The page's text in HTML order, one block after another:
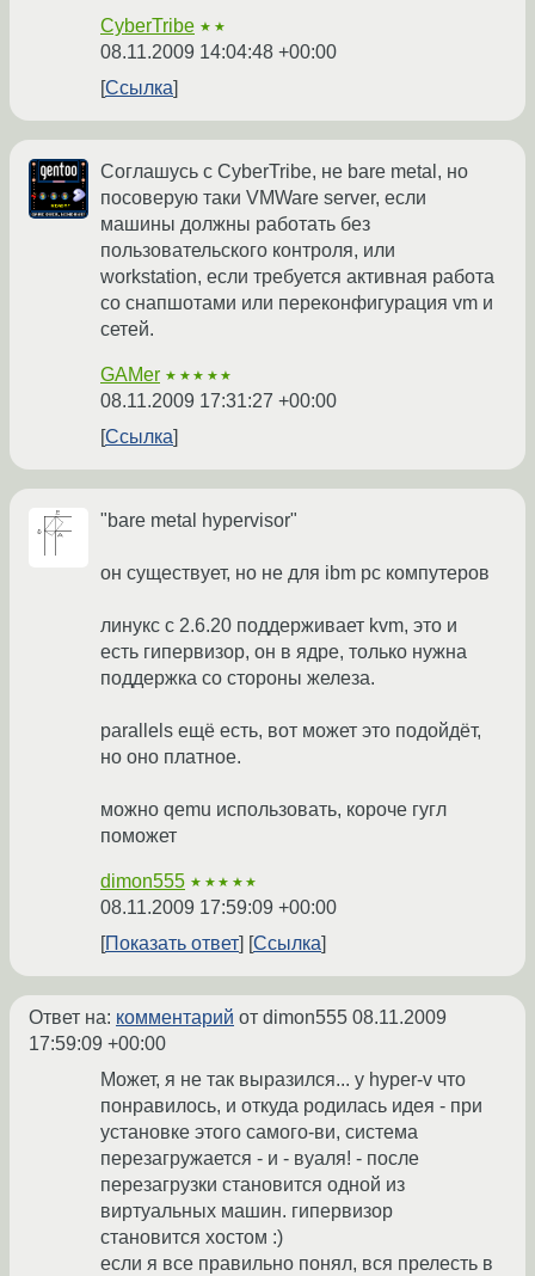
CyberTribe ★★
08.11.2009 14:04:48 +00:00
Ссылка
Соглашусь с CyberTribe, не bare metal, но
посоверую таки VMWare server, если
машины должны работать без
пользовательского контроля, или
workstation, если требуется активная работа
со снапшотами или переконфигурация vm и
сетей.
GAMer ★★★★★
08.11.2009 17:31:27 +00:00
Ссылка
"bare metal hypervisor"
он существует, но не для ibm pc компутеров
линукс с 2.6.20 поддерживает kvm, это и
есть гипервизор, он в ядре, только нужна
поддержка со стороны железа.
parallels ещё есть, вот может это подойдёт,
но оно платное.
можно qemu использовать, короче гугл
поможет
dimon555 ★★★★★
08.11.2009 17:59:09 +00:00
Показать ответ
Ссылка
Ответ на: комментарий от dimon555 08.11.2009
17:59:09 +00:00
Может, я не так выразился... у hyper-v что
понравилось, и откуда родилась идея - при
установке этого самого-ви, система
перезагружается - и - вуаля! - после
перезагрузки становится одной из
виртуальных машин. гипервизор
становится хостом :)
если я все правильно понял, вся прелесть в